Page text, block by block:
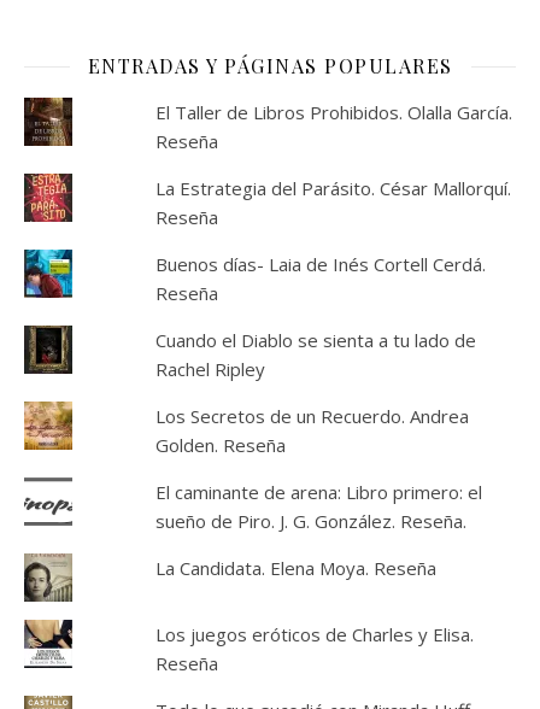
ENTRADAS Y PÁGINAS POPULARES
El Taller de Libros Prohibidos. Olalla García.
Reseña
La Estrategia del Parásito. César Mallorquí.
Reseña
Buenos días- Laia de Inés Cortell Cerdá.
Reseña
Cuando el Diablo se sienta a tu lado de
Rachel Ripley
Los Secretos de un Recuerdo. Andrea
Golden. Reseña
El caminante de arena: Libro primero: el
sueño de Piro. J. G. González. Reseña.
La Candidata. Elena Moya. Reseña
Los juegos eróticos de Charles y Elisa.
Reseña